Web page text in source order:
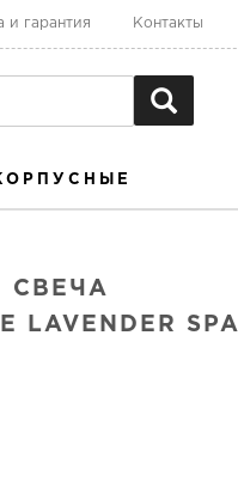
и гарантия Контакты
СВЕЧА
LAVENDER SPA